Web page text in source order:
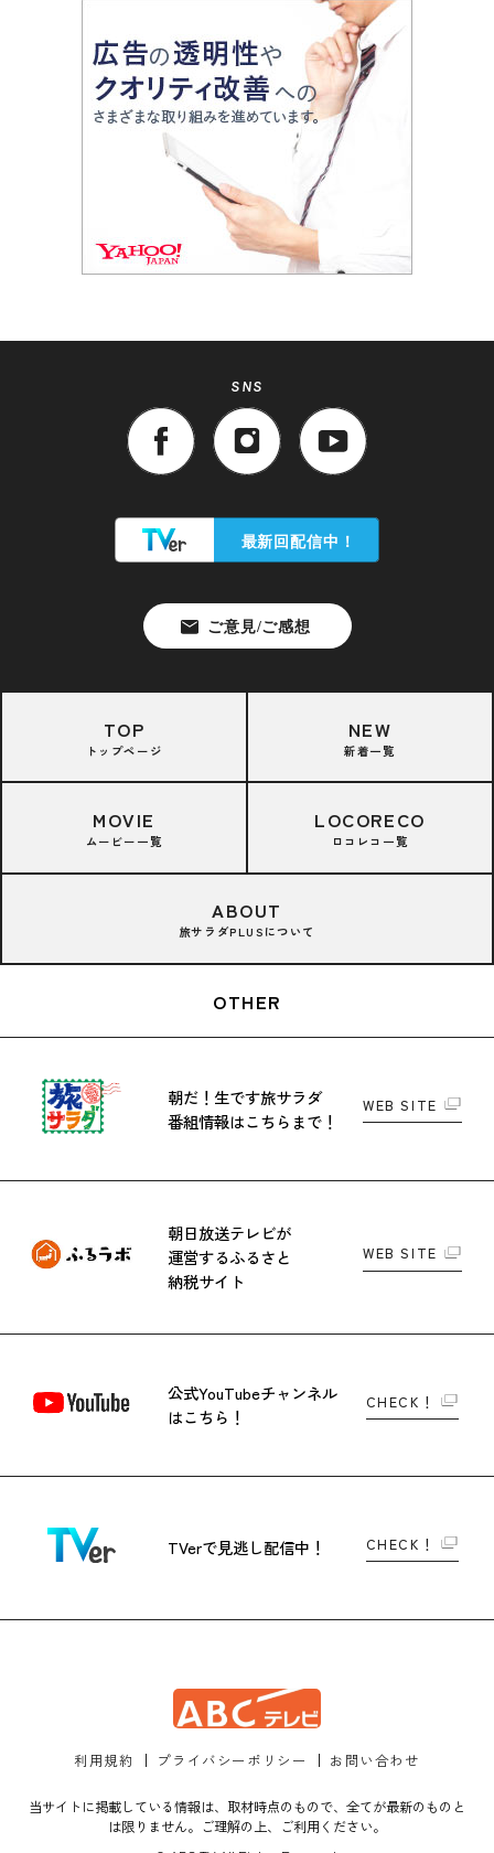
SNS
TOP
トップページ
NEW
新着一覧
MOVIE
ムービー一覧
LOCORECO
ロコレコ一覧
ABOUT
旅サラダPLUSについて
OTHER
朝だ！生です旅サラダ
番組情報はこちらまで！
WEB SITE
朝日放送テレビが
運営するふるさと
納税サイト
WEB SITE
公式YouTubeチャンネル
はこちら！
CHECK！
TVerで見逃し配信中！ CHECK！
利用規約 プライバシーポリシー お問い合わせ
当サイトに掲載している情報は、取材時点のもので、全てが最新のものと
は限りません。ご理解の上、ご利用ください。